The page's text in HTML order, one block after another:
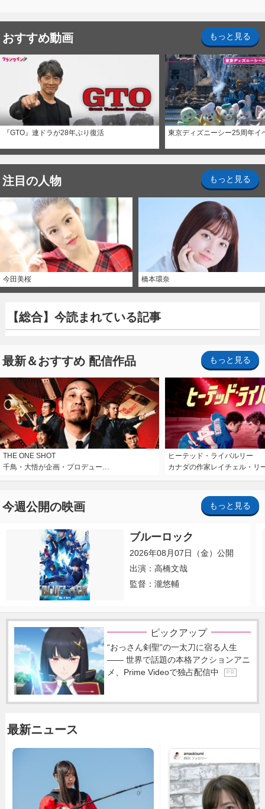
おすすめ動画 もっと見る
『GTO』連ドラが28年ぶり復活 東京ディズニーシー25周年イ
注目の人物 もっと見る
今田美桜 橋本環奈
【総合】今読まれている記事
最新＆おすすめ 配信作品 もっと見る
THE ONE SHOT
千鳥・大悟が企画・プロデュー…
ヒーテッド・ライバルリー
カナダの作家レイチェル・リ
今週公開の映画 もっと見る
ブルーロック
2026年08月07日（金）公開
出演：高橋文哉
監督：瀧悠輔
ピックアップ
“おっさん剣聖”の一太刀に宿る人生
―― 世界で話題の本格アクションアニ
メ、Prime Videoで独占配信中
P R
最新ニュース